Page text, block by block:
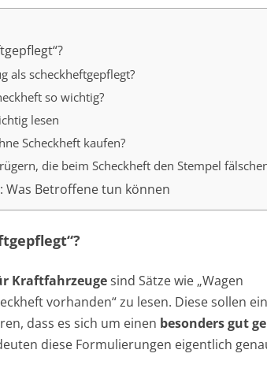
als scheckheftgepflegt?
so wichtig?
lesen
Scheckheft kaufen?
die beim Scheckheft den Stempel
Was Betroffene tun können
Kraftfahrzeugesind Sätze wie „Wagen
vorhanden“ zu lesen. Diese sollen
dass es sich um einen besonders gut
diese Formulierungen eigentlich